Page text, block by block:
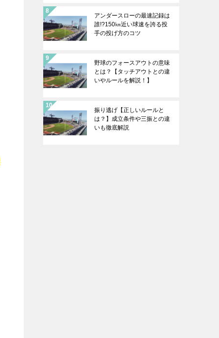
アンダースローの最速記録は
誰!?150㎞近い球速を誇る投
手の投げ方のコツ
野球のフォースアウトの意味
とは？【タッチアウトとの違
いやルールを解説！】
振り逃げ【正しいルールと
は？】成立条件や三振との違
いも徹底解説